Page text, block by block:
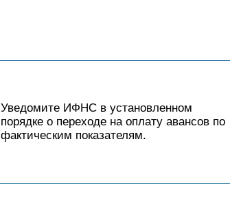
Уведомите ИФНС в установленном
порядке о переходе на оплату авансов по
фактическим показателям.